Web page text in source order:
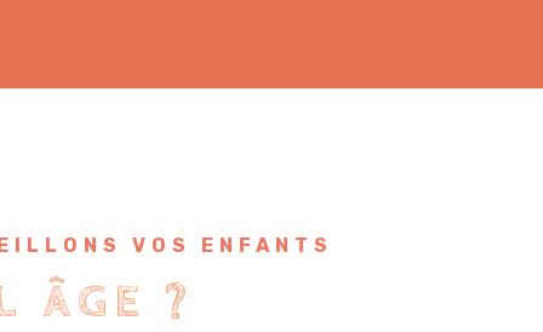
VOS ENFANTS
ÂGE ?